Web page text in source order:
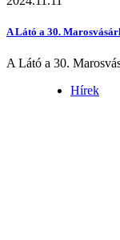
A Látó a 30.
A Látó a 30.
Hírek